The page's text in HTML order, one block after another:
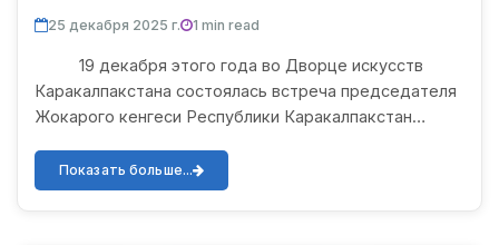
25 декабря 2025 г. 1 min read
19 декабря этого года во Дворце искусств
Каракалпакстана состоялась встреча председателя
Жокарого кенгеси Республики Каракалпакстан
писателями, поэта...
Показать больше...